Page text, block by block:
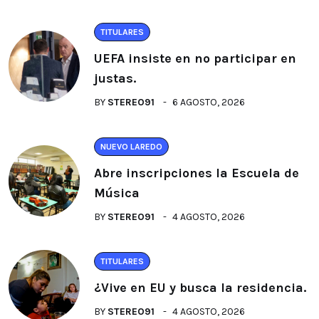
TITULARES
UEFA insiste en no participar en
justas.
BY STEREO91 6 AGOSTO, 2026
NUEVO LAREDO
Abre inscripciones la Escuela de
Música
BY STEREO91 4 AGOSTO, 2026
TITULARES
¿Vive en EU y busca la residencia.
BY STEREO91 4 AGOSTO, 2026